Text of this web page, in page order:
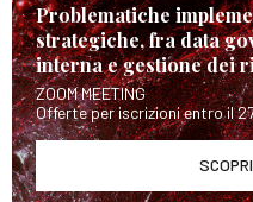
Problematiche
strategiche, fra data
interna e gestione dei
ZOOM MEETING
Offerte per iscrizioni entro il